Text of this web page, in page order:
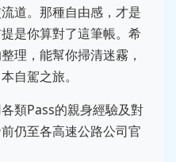
道。那種自由感，才是
是你算對了這筆帳。希
理，能幫你掃清迷霧，
自駕之旅。
類Pass的親身經驗及對
仍至各高速公路公司官